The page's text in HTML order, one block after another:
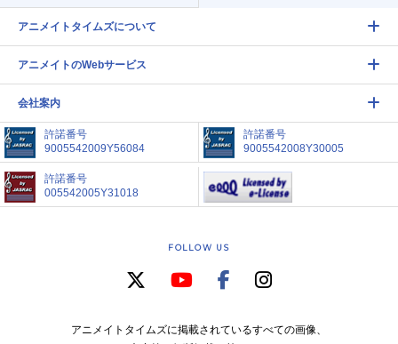
アニメイトタイムズについて
アニメイトのWebサービス
会社案内
許諾番号
9005542009Y56084
許諾番号
9005542008Y30005
許諾番号
005542005Y31018
FOLLOW US
アニメイトタイムズに掲載されているすべての画像、